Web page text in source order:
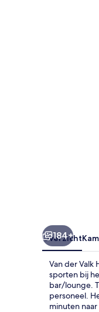
184+
Overzicht
Van der Valk
sporten bij
bar/lounge.
personeel.
minuten